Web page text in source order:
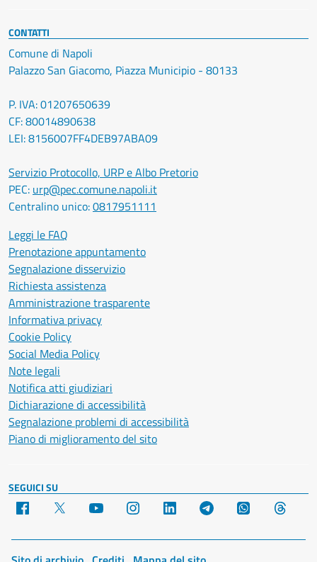
CONTATTI
Comune di Napoli
Palazzo San Giacomo, Piazza Municipio - 80133
P. IVA: 01207650639
CF: 80014890638
LEI: 8156007FF4DEB97ABA09
Servizio Protocollo, URP e Albo Pretorio
PEC: urp@pec.comune.napoli.it
Centralino unico:0817951111
Leggi le FAQ
Prenotazione appuntamento
Segnalazione disservizio
Richiesta assistenza
Amministrazione trasparente
Informativa privacy
Cookie Policy
Social Media Policy
Note legali
Notifica atti giudiziari
Dichiarazione di accessibilità
Segnalazione problemi di accessibilità
Piano di miglioramento del sito
SEGUICI SU
Facebook YouTube Instagram LinkedIn Telegram WhatsApp